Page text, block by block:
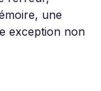
une
exception non